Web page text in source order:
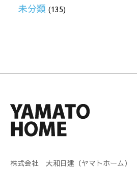
未分類 (135)
株式会社 大和日建（ヤマトホーム）